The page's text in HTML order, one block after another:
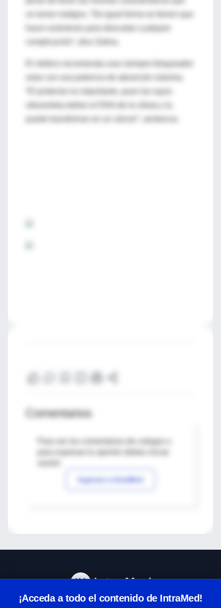
un tumor maligno. “De igual forma se tienen que
El médico recomienda usar siempre bloqueador
“El protector es importante, pues los rayos
Comentarios
Para ver los comentarios de colegas o
Ingresar a IntraMed
¡Acceda a todo el contenido de IntraMed!